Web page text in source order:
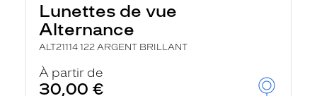
Lunettes de vue
Alternance
ALT21114 122 ARGENT BRILLANT
À partir de
30,00 €